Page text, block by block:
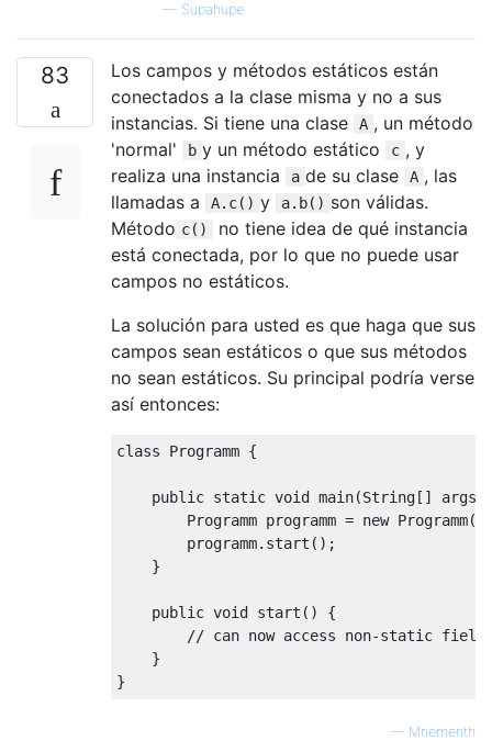
— Supahupe
83
Los campos y métodos estáticos están
conectados a la clase misma y no a sus
instancias. Si tiene una clase
A , un método
'normal'
b y un método estático c , y
realiza una instancia
a de su clase A , las
llamadas a
A.c() y a.b() son válidas.
Método c()
no tiene idea de qué instancia
está conectada, por lo que no puede usar
campos no estáticos.
La solución para usted es que haga que sus
campos sean estáticos o que sus métodos
no sean estáticos. Su principal podría verse
así entonces:
class Programm {
public static void main(String[] args
Programm programm = new Programm
        programm
. start ();
}
public void start ()
{
// can now access non-static
}
}
— Mnementh